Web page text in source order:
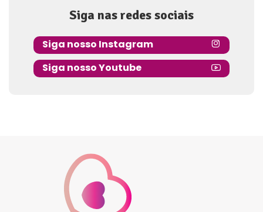
Siga nas redes sociais
Siga nosso Instagram
Siga nosso Youtube